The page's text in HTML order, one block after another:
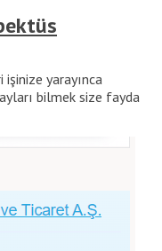
yarayınca
bilmek size fayda